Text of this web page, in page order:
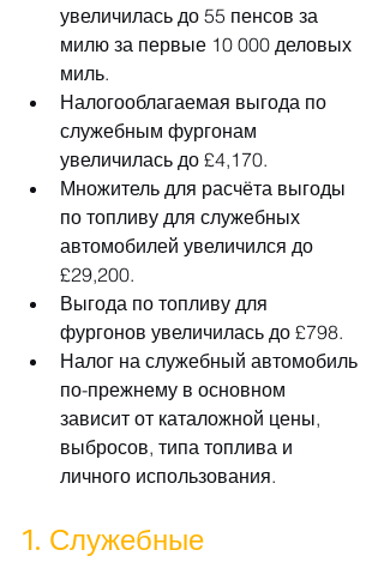
увеличилась до 55 пенсов за
милю за первые 10 000 деловых
миль.
Налогооблагаемая выгода по
служебным фургонам
увеличилась до £4,170.
Множитель для расчёта выгоды
по топливу для служебных
автомобилей увеличился до
£29,200.
Выгода по топливу для
фургонов увеличилась до £798.
Налог на служебный автомобиль
по-прежнему в основном
зависит от каталожной цены,
выбросов, типа топлива и
личного использования.
1. Служебные